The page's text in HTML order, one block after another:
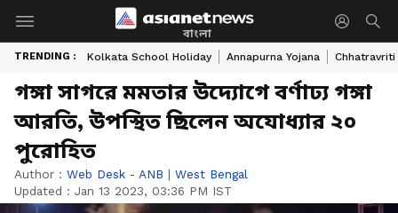
বাংলা
TRENDING : Kolkata School Holiday Annapurna Yojana Chhatravriti
গঙ্গা সাগরে মমতার উদ্যোগে বর্ণাঢ্য গঙ্গা
আরতি, উপস্থিত ছিলেন অযোধ্যার ২০
পুরোহিত
Author : Web Desk - ANB | West Bengal
Updated : Jan 13 2023, 03:36 PM IST